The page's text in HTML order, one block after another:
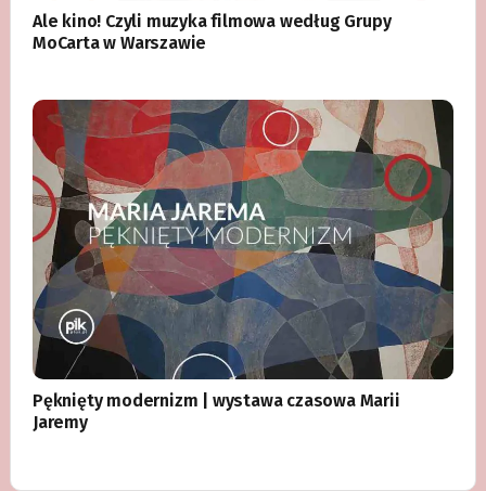
Ale kino! Czyli muzyka filmowa według Grupy
MoCarta w Warszawie
Pęknięty modernizm | wystawa czasowa Marii
Jaremy